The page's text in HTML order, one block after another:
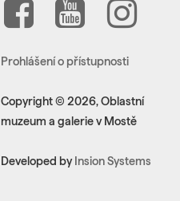
Prohlášení o přístupnosti
Copyright © 2026, Oblastní
muzeum a galerie v Mostě
Developed byInsion Systems